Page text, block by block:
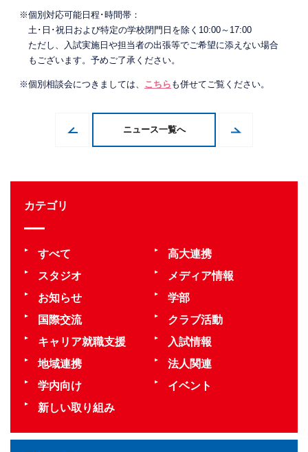
※個別対応可能日程･時間帯：
土･日･祝日および特定の学校閉門日を除く10:00～17:00
ただし、入試実施日や担当者の出張等でご希望に添えない場合
もございます。予めご了承ください。
※個別相談会につきましては、 こちら も併せてご覧ください。
ニュース一覧へ
カテゴリ
すべて
高大連携
スタジオ
メディア情報
お知らせ
学部
国際交流
クラブ活動
キャリア就職支援
入試情報
地域連携
法人関連
学内向け
イベント
新しい取り組み